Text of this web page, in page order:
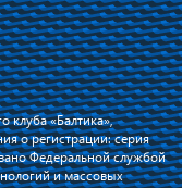
клуба «Балтика»,
о регистрации: серия
Федеральной службой
и массовых